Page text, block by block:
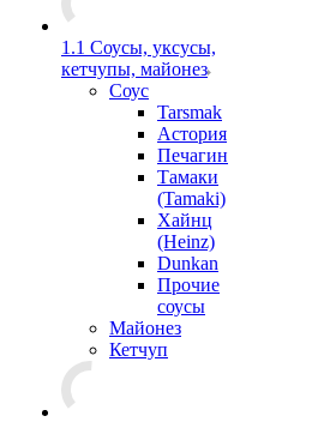
1.1 Соусы, уксусы,
кетчупы, майонез
Соус
Tarsmak
Астория
Печагин
Тамаки
(Tamaki)
Хайнц
(Heinz)
Dunkan
Прочие
соусы
Майонез
Кетчуп